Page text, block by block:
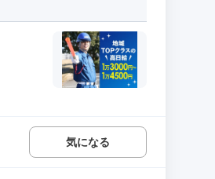
気になる